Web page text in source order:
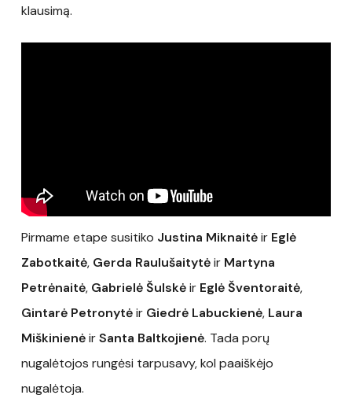
klausimą.
Pirmame etape susitiko Justina Miknaitėir Eglė
Zabotkaitė, Gerda Raulušaitytėir Martyna
Petrėnaitė, Gabrielė Šulskėir Eglė Šventoraitė,
Gintarė Petronytėir Giedrė Labuckienė, Laura
MiškinienėirSanta Baltkojienė. Tada porų
nugalėtojos rungėsi tarpusavy, kol paaiškėjo
nugalėtoja.